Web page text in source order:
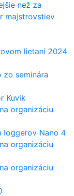
než za
majstrovstiev
lietaní 2024
seminára
Kuvik
organizáciu
loggerov Nano 4
organizáciu
organizáciu